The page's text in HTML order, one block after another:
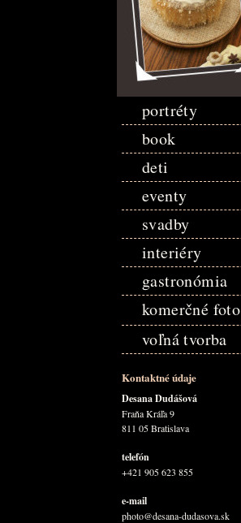
portréty
book
deti
eventy
svadby
interiéry
gastronómia
komerčné foto
voľná tvorba
Kontaktné údaje
Desana Dudášová
Fraňa Kráľa 9
811 05 Bratislava
telefón
+421 905 623 855
e-mail
photo@desana-dudasova.sk